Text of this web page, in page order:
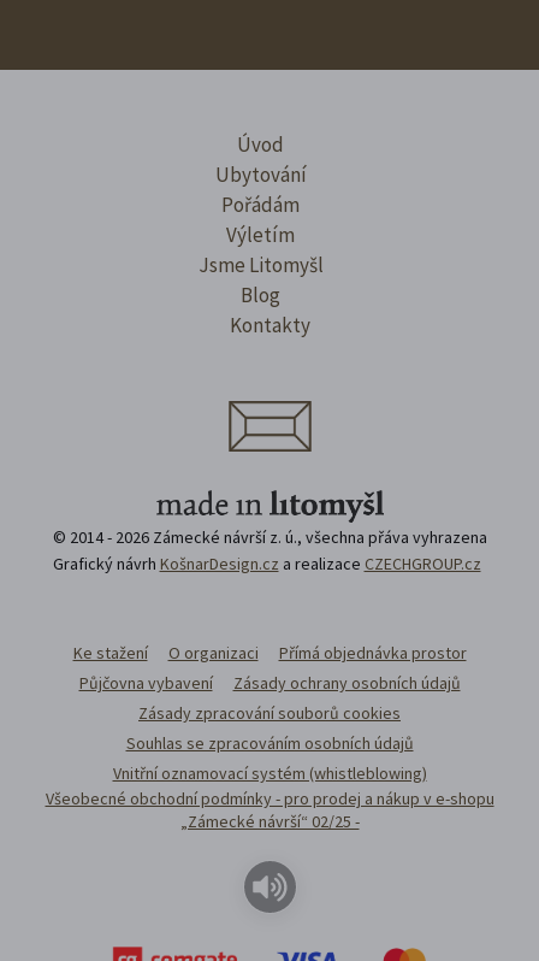
Úvod
Ubytování
Pořádám
Výletím
Jsme Litomyšl
Blog
Kontakty
© 2014 - 2026 Zámecké návrší z. ú., všechna přáva vyhrazena
Grafický návrh KošnarDesign.cz a realizace CZECHGROUP.cz
Ke stažení O organizaci
Přímá objednávka prostor
Půjčovna vybavení
Zásady ochrany osobních údajů
Zásady zpracování souborů cookies
Souhlas se zpracováním osobních údajů
Vnitřní oznamovací systém (whistleblowing)
Všeobecné obchodní podmínky - pro prodej a nákup v e-shopu
„Zámecké návrší“ 02/25 -